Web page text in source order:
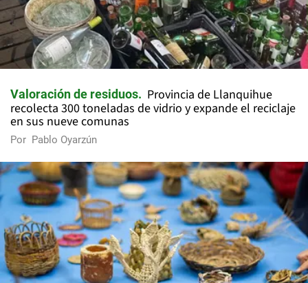
Valoración de residuos
Provincia de Llanquihue
recolecta 300 toneladas de vidrio y expande el reciclaje
en sus nueve comunas
Por Pablo Oyarzún